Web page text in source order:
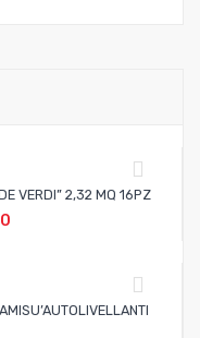
VERDI” 2,32 MQ 16PZ